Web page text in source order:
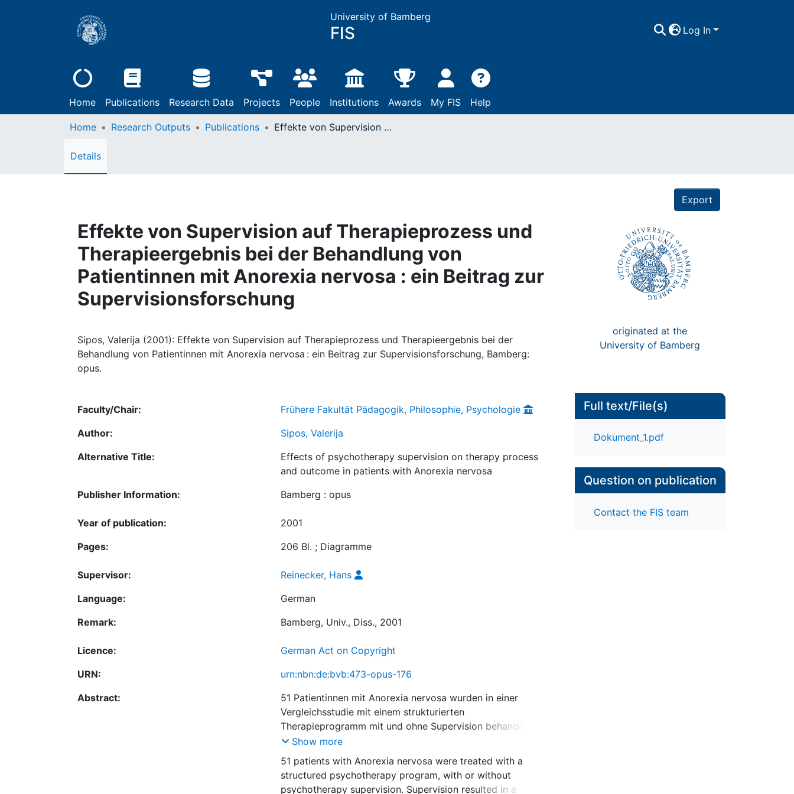
University of Bamberg
FIS Log In
Home Publications Research Data Projects People Institutions Awards My FIS Help
Home Research Outputs Publications Effekte von Supervision auf Therapieprozess und Therapieergebnis bei der Behandlung von Patientinnen mit Anorexia nervosa : ein Beitrag zur Supervisionsforschung
Details
Export
Effekte von Supervision auf Therapieprozess und
Therapieergebnis bei der Behandlung von
Patientinnen mit Anorexia nervosa : ein Beitrag zur
Supervisionsforschung
Sipos, Valerija (2001): Effekte von Supervision auf Therapieprozess und Therapieergebnis bei der
Behandlung von Patientinnen mit Anorexia nervosa : ein Beitrag zur Supervisionsforschung, Bamberg:
opus.
originated at the
University of Bamberg
Faculty/Chair:
Frühere Fakultät Pädagogik, Philosophie, Psychologie
Author:
Sipos, Valerija
Alternative Title:
Effects of psychotherapy supervision on therapy process
and outcome in patients with Anorexia nervosa
Publisher Information:
Bamberg : opus
Year of publication:
2001
Pages:
206 Bl. ; Diagramme
Supervisor:
Reinecker, Hans
Language:
German
Remark:
Bamberg, Univ., Diss., 2001
Licence:
German Act on Copyright
URN:
urn:nbn:de:bvb:473-opus-176
Abstract:
51 Patientinnen mit Anorexia nervosa wurden in einer
Vergleichsstudie mit einem strukturierten
Therapieprogramm mit und ohne Supervision behandelt.
Supervision führte zu besserem Therapieergebnis in der
Begleitsymptomatik (Depressivität)
Show more
51 patients with Anorexia nervosa were treated with a
structured psychotherapy program, with or without
psychotherapy supervision. Supervision resulted in a
Full text/File(s)
Dokument_1.pdf
Question on publication
Contact the FIS team